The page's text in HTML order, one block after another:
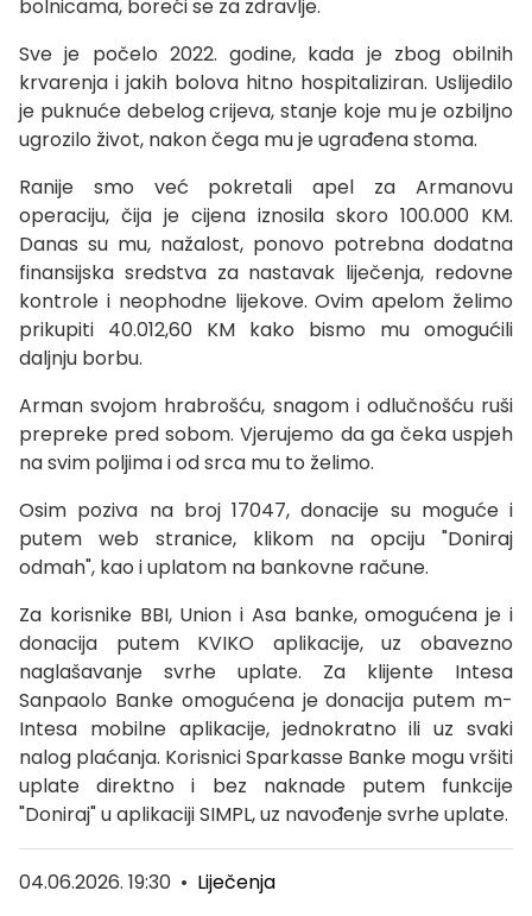
bolnicama, boreći se za zdravlje.
Sve je počelo 2022. godine, kada je zbog obilnih
krvarenja i jakih bolova hitno hospitaliziran. Uslijedilo
je puknuće debelog crijeva, stanje koje mu je ozbiljno
ugrozilo život, nakon čega mu je ugrađena stoma.
Ranije smo već pokretali apel za Armanovu
operaciju, čija je cijena iznosila skoro 100.000 KM.
Danas su mu, nažalost, ponovo potrebna dodatna
finansijska sredstva za nastavak liječenja, redovne
kontrole i neophodne lijekove. Ovim apelom želimo
prikupiti 40.012,60 KM kako bismo mu omogućili
daljnju borbu.
Arman svojom hrabrošću, snagom i odlučnošću ruši
prepreke pred sobom. Vjerujemo da ga čeka uspjeh
na svim poljima i od srca mu to želimo.
Osim poziva na broj 17047, donacije su moguće i
putem web stranice, klikom na opciju "Doniraj
odmah", kao i uplatom na bankovne račune.
Za korisnike BBI, Union i Asa banke, omogućena je i
donacija putem KVIKO aplikacije, uz obavezno
naglašavanje svrhe uplate. Za klijente Intesa
Sanpaolo Banke omogućena je donacija putem m-
Intesa mobilne aplikacije, jednokratno ili uz svaki
nalog plaćanja. Korisnici Sparkasse Banke mogu vršiti
uplate direktno i bez naknade putem funkcije
"Doniraj" u aplikaciji SIMPL, uz navođenje svrhe uplate.
04.06.2026. 19:30 • Liječenja